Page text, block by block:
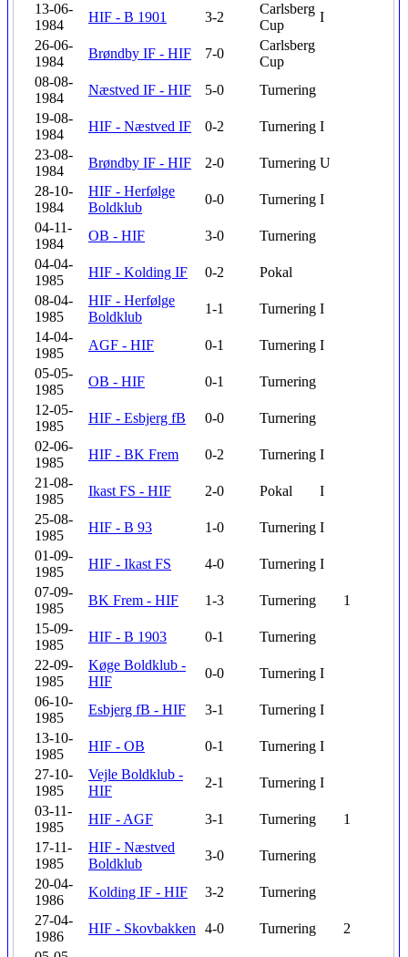
13-06-
1984
HIF - B 1901 3-2
Carlsberg
Cup
I
26-06-
1984
Brøndby IF - HIF 7-0
Carlsberg
Cup
08-08-
1984
Næstved IF - HIF 5-0
Turnering
19-08-
1984
HIF - Næstved IF 0-2 Turnering I
23-08-
1984
Brøndby IF - HIF 2-0 Turnering U
28-10-
1984
HIF - Herfølge
Boldklub
0-0 Turnering I
04-11-
1984
OB - HIF 3-0
Turnering
04-04-
1985
HIF - Kolding IF 0-2
Pokal
08-04-
1985
HIF - Herfølge
Boldklub
1-1 Turnering I
14-04-
1985
AGF - HIF 0-1 Turnering I
05-05-
1985
OB - HIF 0-1
Turnering
12-05-
1985
HIF - Esbjerg fB 0-0
Turnering
02-06-
1985
HIF - BK Frem 0-2 Turnering I
21-08-
1985
Ikast FS - HIF 2-0 Pokal
I
25-08-
1985
HIF - B 93 1-0 Turnering I
01-09-
1985
HIF - Ikast FS 4-0 Turnering I
07-09-
1985
BK Frem - HIF 1-3 Turnering
1
15-09-
1985
HIF - B 1903 0-1
Turnering
22-09-
1985
Køge Boldklub -
HIF
0-0 Turnering I
06-10-
1985
Esbjerg fB - HIF 3-1 Turnering I
13-10-
1985
HIF - OB 0-1 Turnering I
27-10-
1985
Vejle Boldklub -
HIF
2-1 Turnering I
03-11-
1985
HIF - AGF 3-1 Turnering
1
17-11-
1985
HIF - Næstved
Boldklub
3-0
Turnering
20-04-
1986
Kolding IF - HIF 3-2
Turnering
27-04-
1986
HIF - Skovbakken 4-0 Turnering
2